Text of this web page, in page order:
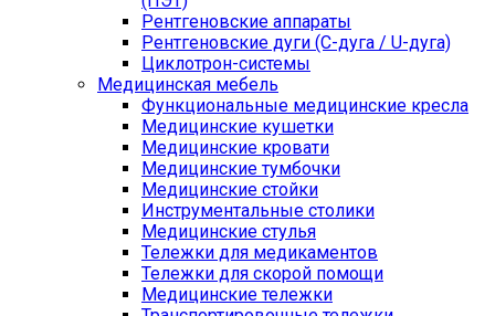
Рентгеновские аппараты
Рентгеновские дуги (С-дуга / U-дуга)
Циклотрон-системы
Медицинская мебель
Функциональные медицинские кресла
Медицинские кушетки
Медицинские кровати
Медицинские тумбочки
Медицинские стойки
Инструментальные столики
Медицинские стулья
Тележки для медикаментов
Тележки для скорой помощи
Медицинские тележки